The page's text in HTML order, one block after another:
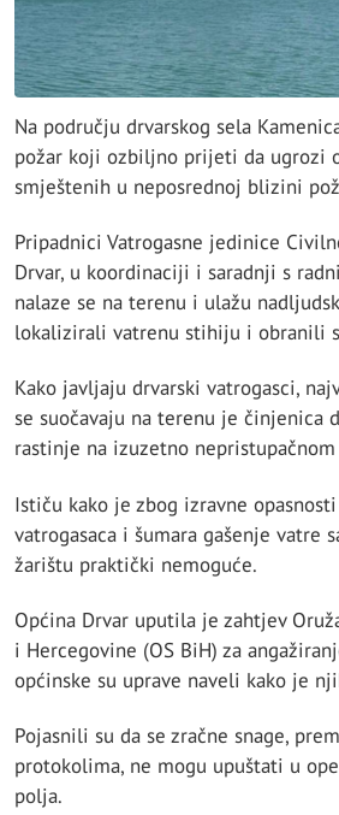
Na području drvarskog sela
požar koji ozbiljno prijeti da ugrozi
smještenih u neposrednoj blizini
Pripadnici Vatrogasne jedinice
Drvar, u koordinaciji i saradnji s
nalaze se na terenu i ulažu
lokalizirali vatrenu stihiju i obranili
Kako javljaju drvarski vatrogasci,
se suočavaju na terenu je činjenica
rastinje na izuzetno
Ističu kako je zbog izravne
vatrogasaca i šumara gašenje vatre
žarištu praktički nemoguće.
Općina Drvar uputila je zahtjev
i Hercegovine (OS BiH) za
općinske su uprave naveli kako je
Pojasnili su da se zračne snage,
protokolima, ne mogu upuštati u
polja.